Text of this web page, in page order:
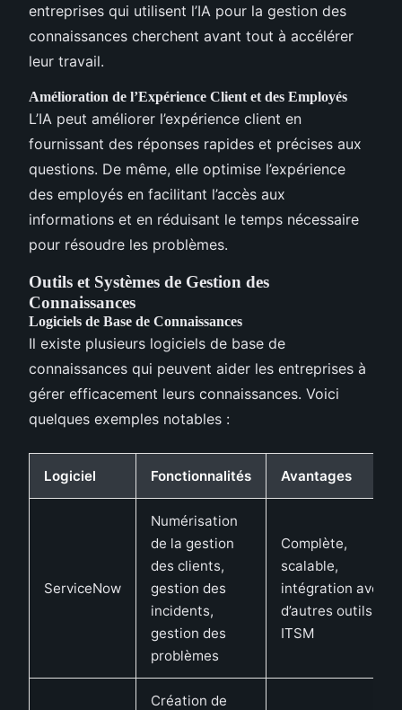
entreprises qui utilisent l’IA pour la gestion des
connaissances cherchent avant tout à accélérer
leur travail.
Amélioration de l’Expérience Client et des Employés
L’IA peut améliorer l’expérience client en
fournissant des réponses rapides et précises aux
questions. De même, elle optimise l’expérience
des employés en facilitant l’accès aux
informations et en réduisant le temps nécessaire
pour résoudre les problèmes.
Outils et Systèmes de Gestion des
Connaissances
Logiciels de Base de Connaissances
Il existe plusieurs logiciels de base de
connaissances qui peuvent aider les entreprises à
gérer efficacement leurs connaissances. Voici
quelques exemples notables :
Logiciel Fonctionnalités Avantages
ServiceNow
Numérisation
de la gestion
des clients,
gestion des
incidents,
gestion des
problèmes
Complète,
scalable,
intégration avec
d’autres outils
ITSM
Création de